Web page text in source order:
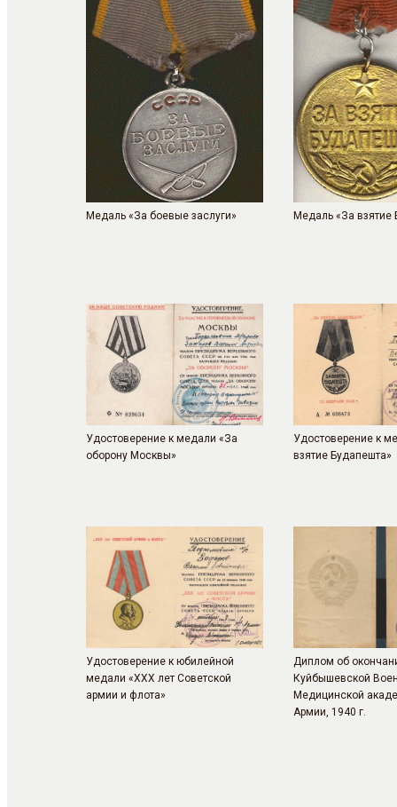
Медаль «За боевые заслуги» Медаль «За взятие
Удостоверение к медали «За
оборону Москвы»
Удостоверение к
взятие Будапешта»
Удостоверение к юбилейной
медали «ХХХ лет Советской
армии и флота»
Диплом об
Куйбышевской
Медицинской
Армии, 1940 г.